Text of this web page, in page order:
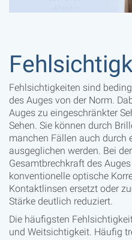
Fehlsichtigkeiten sind
des Auges von der Norm.
Auges zu eingeschränkter
Sehen. Sie können durch
manchen Fällen auch durch
ausgeglichen werden. Bei
Gesamtbrechkraft des
konventionelle optische
Kontaktlinsen ersetzt oder
Stärke deutlich reduziert.
Die häufigsten
und Weitsichtigkeit. Häufig